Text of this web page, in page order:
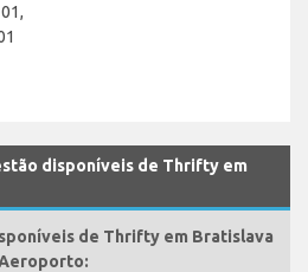
disponíveis de Thrifty em
de Thrifty em Bratislava